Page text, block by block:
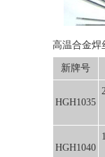
高温合金焊
新牌号
HGH1035
HGH1040